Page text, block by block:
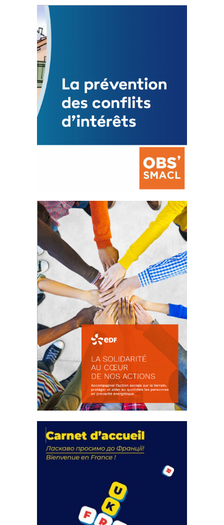
Statut de l’élu local
3 avril 2024
Mise à jour avril 2024
FEUILLETER
La prévention des conflits
d’intérêts
18 septembre 2023
FEUILLETER
actions
18 septembre 2023
FEUILLETER